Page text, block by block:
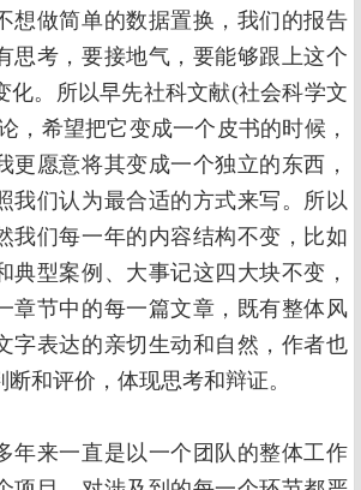
想做简单的数据置换，我们的报告
思考，要接地气，要能够跟上这个
化。所以早先社科文献(社会科学文
，希望把它变成一个皮书的时候，
更愿意将其变成一个独立的东西，
我们认为最合适的方式来写。所以
我们每一年的内容结构不变，比如
典型案例、大事记这四大块不变，
章节中的每一篇文章，既有整体风
字表达的亲切生动和自然，作者也
和评价，体现思考和辩证。
年来一直是以一个团队的整体工作